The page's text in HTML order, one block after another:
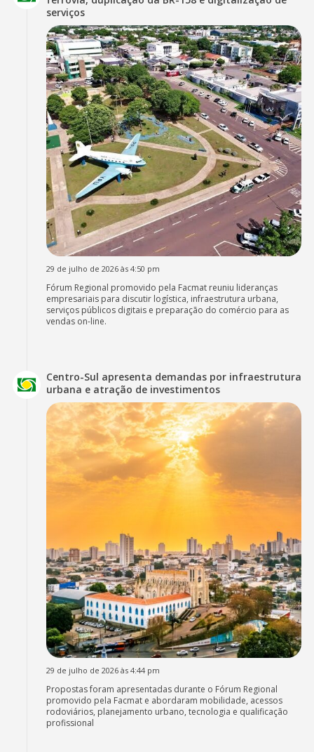
serviços
29 de julho de 2026 às 4:50 pm
Fórum Regional promovido pela Facmat reuniu lideranças
empresariais para discutir logística, infraestrutura urbana,
serviços públicos digitais e preparação do comércio para as
vendas on-line.
Centro-Sul apresenta demandas por infraestrutura
urbana e atração de investimentos
29 de julho de 2026 às 4:44 pm
Propostas foram apresentadas durante o Fórum Regional
promovido pela Facmat e abordaram mobilidade, acessos
rodoviários, planejamento urbano, tecnologia e qualificação
profissional